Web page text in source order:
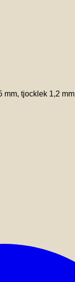
mm, tjocklek 1,2 mm